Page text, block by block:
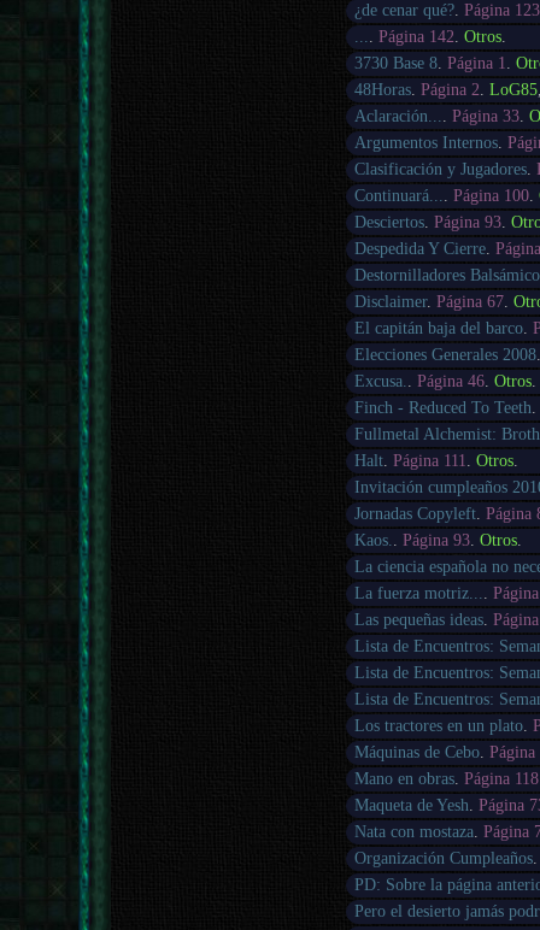
¿de cenar qué?.Página 123
....Página 142.Otros.
3730 Base 8.Página 1.
48Horas.Página 2.LoG85
Aclaración....Página 33.
Argumentos Internos.
Clasificación y Jugadores.
Continuará....Página 100.
Desciertos.Página 93.
Despedida Y Cierre.
Destornilladores
Disclaimer.Página 67.
El capitán baja del barco.
Elecciones Generales 2008
Excusa..Página 46.Otros.
Finch - Reduced To Teeth
Fullmetal Alchemist:
Halt.Página 111.Otros.
Invitación cumpleaños
Jornadas Copyleft.Página
Kaos..Página 93.Otros.
La ciencia española no
La fuerza motriz....
Las pequeñas ideas.
Lista de Encuentros:
Lista de Encuentros:
Lista de Encuentros:
Los tractores en un plato.
Máquinas de Cebo.Página
Mano en obras.Página 118
Maqueta de Yesh.Página
Nata con mostaza.Página
Organización Cumpleaños
PD: Sobre la página
Pero el desierto jamás